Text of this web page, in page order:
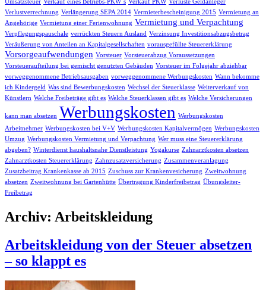
Umsatzsteuer Verkauf eines Betriebs-PKW´s Verkauf PKW Verluste Geldanleger
Verlustverrechnung Verlängerung SEPA 2014 Vermieterbescheinigung 2015 Vermietung an
Angehörige Vermietung einer Ferienwohnung Vermietung und Verpachtung
Verpflegungspauschale verrückten Steuern Ausland Verzinsung Investitionsabzugsbetrag
Veräußerung von Anteilen an Kapitalgesellschaften vorausgefüllte Steuererklärung
Vorsorgeaufwendungen Vorsteuer Vorsteuerabzug Voraussetzungen
Vorsteueraufteilung bei gemischt genutzten Gebäuden Vorsteuer im Folgejahr abziehbar
vorweggenommene Betriebsausgaben vorweggenommene Werbungskosten Wann bekomme
ich Kindergeld Was sind Bewerbungskosten Wechsel der Steuerklasse Weiterverkauf von
Künstlern Welche Freibeträge gibt es Welche Steuerklassen gibt es Welche Versicherungen
kann man absetzen Werbungskosten Werbungskosten
Arbeitnehmer Werbungskosten bei V+V Werbungskosten Kapitalvermögen Werbungskosten
Umzug Werbungskosten Vermietung und Verpachtung Wer muss eine Steuererklärung
abgeben? Winterdienst haushaltsnahe Dienstleistung Yogakurse Zahnarztkosten absetzen
Zahnarztkosten Steuererklärung Zahnzusatzversicherung Zusammenveranlagung
Zusatzbeitrag Krankenkasse ab 2015 Zuschuss zur Krankenvesicherung Zweitwohnung
absetzen Zweitwohnung bei Gartenhütte Übertragung Kinderfreibetrag Übungsleiter-
Freibetrag
Archiv: Arbeitskleidung
Arbeitskleidung von der Steuer absetzen
– so klappt es